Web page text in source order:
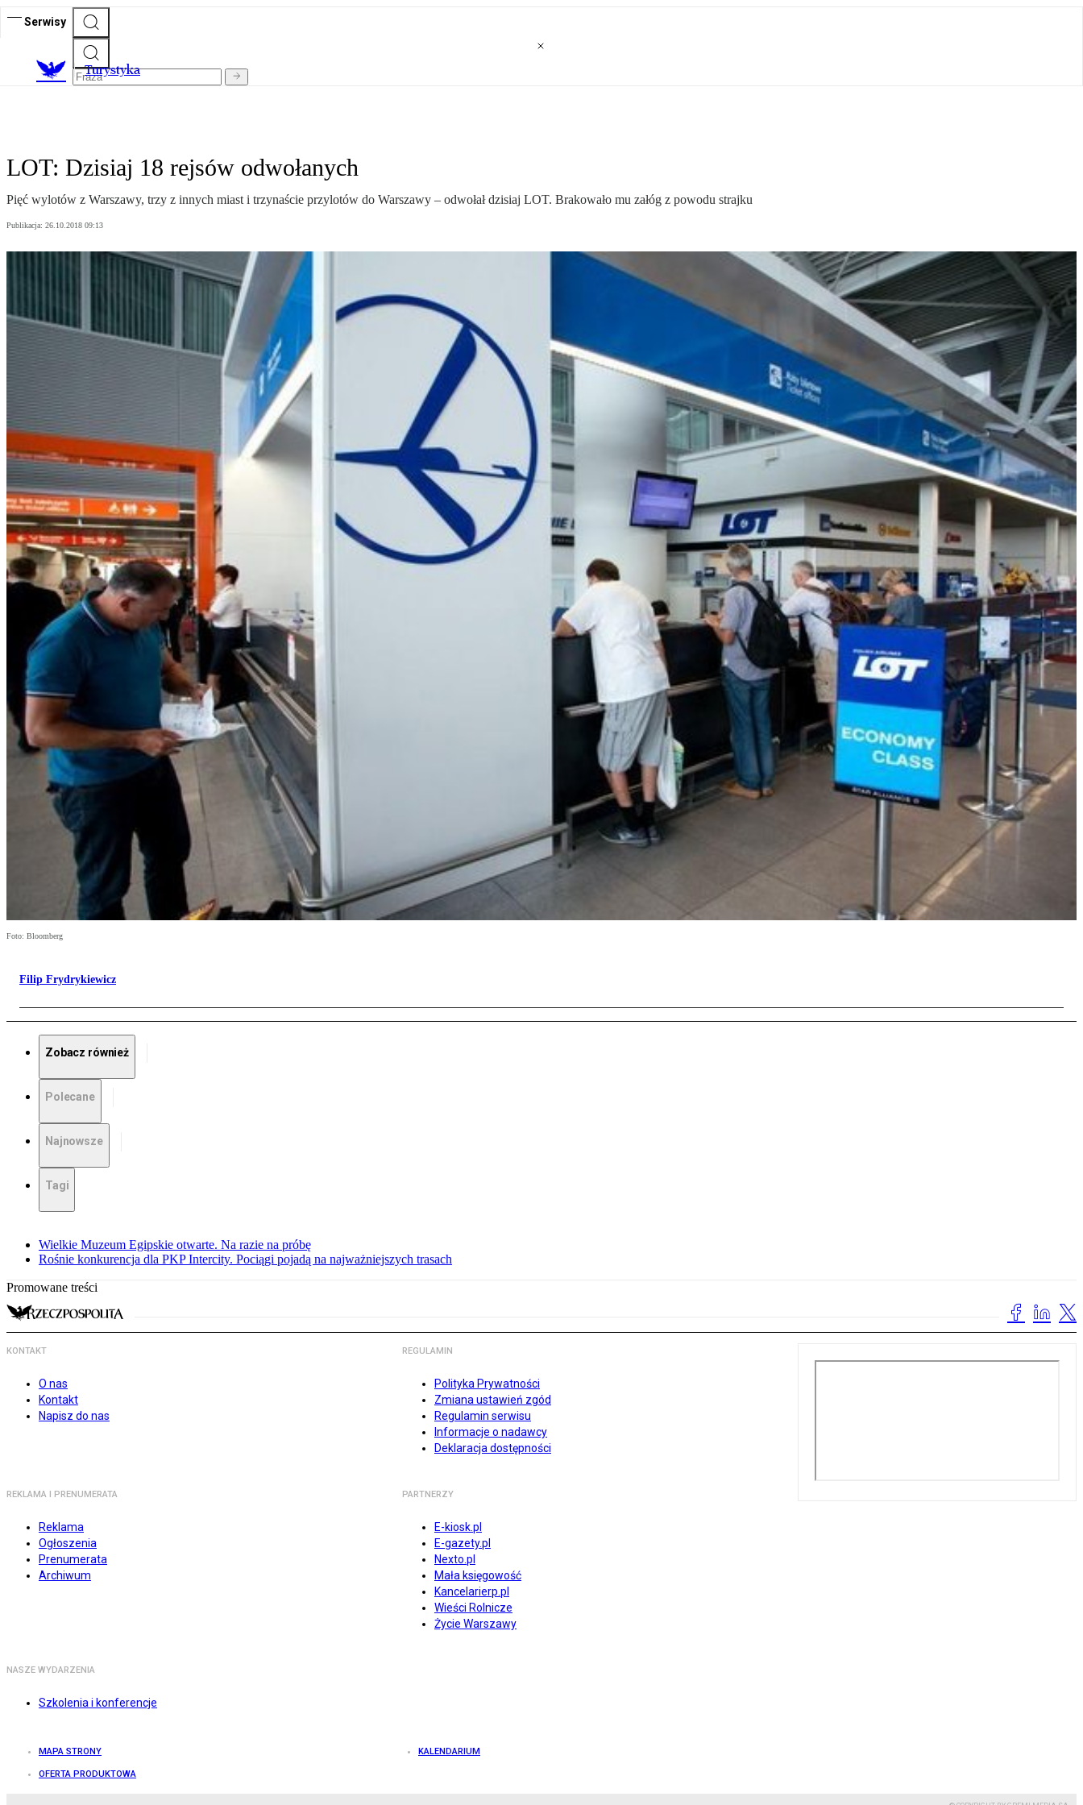
Serwisy
Turystyka
LOT: Dzisiaj 18 rejsów odwołanych
Pięć wylotów z Warszawy, trzy z innych miast i trzynaście przylotów do Warszawy – odwołał dzisiaj LOT. Brakowało mu załóg z powodu strajku
Publikacja: 26.10.2018 09:13
Foto: Bloomberg
Filip Frydrykiewicz
Zobacz również
Polecane
Najnowsze
Tagi
Wielkie Muzeum Egipskie otwarte. Na razie na próbę
Rośnie konkurencja dla PKP Intercity. Pociągi pojadą na najważniejszych trasach
Promowane treści
KONTAKT
O nas
Kontakt
Napisz do nas
REGULAMIN
Polityka Prywatności
Zmiana ustawień zgód
Regulamin serwisu
Informacje o nadawcy
Deklaracja dostępności
REKLAMA I PRENUMERATA
Reklama
Ogłoszenia
Prenumerata
Archiwum
PARTNERZY
E-kiosk.pl
E-gazety.pl
Nexto.pl
Mała księgowość
Kancelarierp.pl
Wieści Rolnicze
Życie Warszawy
NASZE WYDARZENIA
Szkolenia i konferencje
MAPA STRONY KALENDARIUM
OFERTA PRODUKTOWA